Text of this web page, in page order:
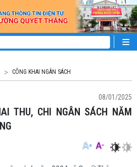
CÔNG KHAI NGÂN SÁCH
08/01/2025